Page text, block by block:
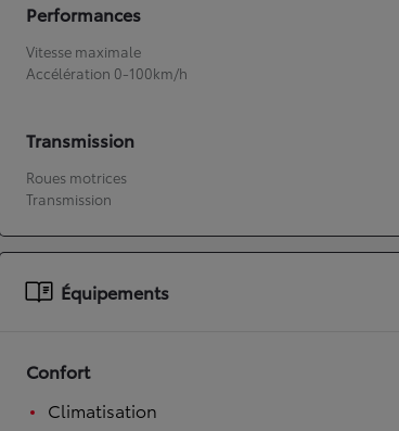
À partir de 19 700 €
Nouvelle Yaris Cross
HYBRIDE
Performances
Vitesse maximale
Accélération 0-100km/h
Transmission
Roues motrices
Transmission
Équipements
Confort
Climatisation